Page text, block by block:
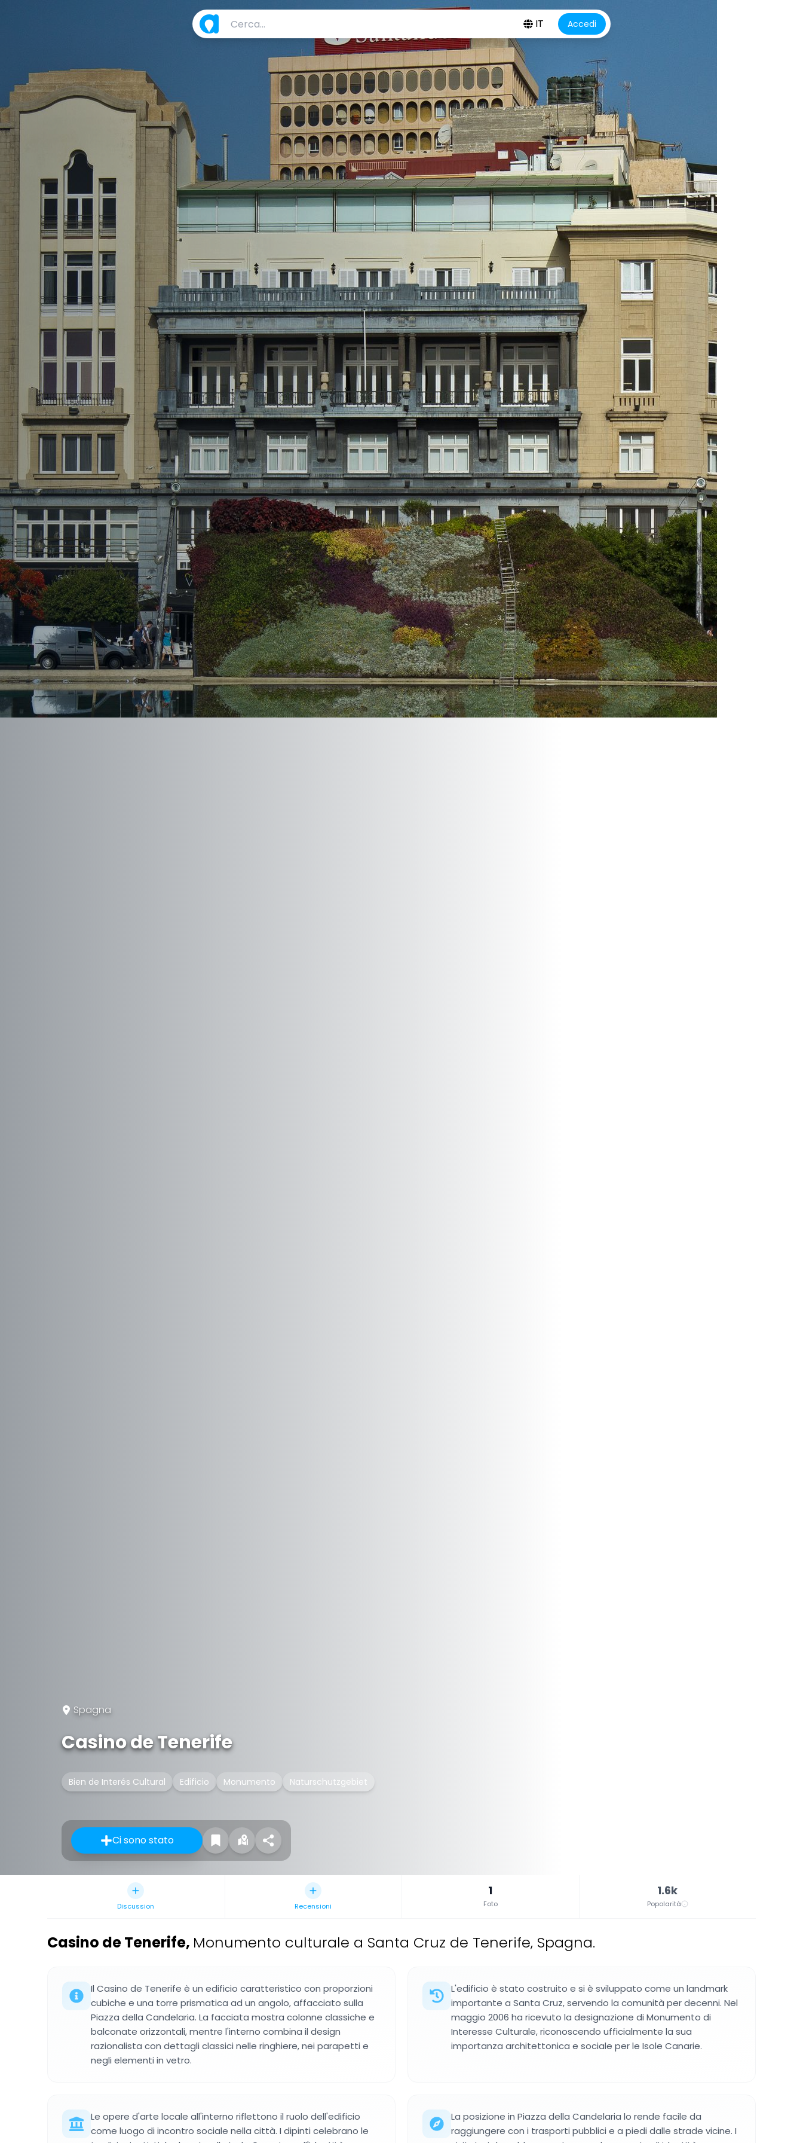
IT Accedi
Spagna
Casino de Tenerife
Bien de Interés Cultural Edificio Monumento Naturschutzgebiet
Ci sono stato
Discussion Recensioni
1
Foto
1.6k
Popolarità
Casino de Tenerife, Monumento culturale a Santa Cruz de Tenerife, Spagna.
Il Casino de Tenerife è un edificio caratteristico con proporzioni
cubiche e una torre prismatica ad un angolo, affacciato sulla
Piazza della Candelaria. La facciata mostra colonne classiche e
balconate orizzontali, mentre l'interno combina il design
razionalista con dettagli classici nelle ringhiere, nei parapetti e
negli elementi in vetro.
L'edificio è stato costruito e si è sviluppato come un landmark
importante a Santa Cruz, servendo la comunità per decenni. Nel
maggio 2006 ha ricevuto la designazione di Monumento di
Interesse Culturale, riconoscendo ufficialmente la sua
importanza architettonica e sociale per le Isole Canarie.
Le opere d'arte locale all'interno riflettono il ruolo dell'edificio
come luogo di incontro sociale nella città. I dipinti celebrano le
La posizione in Piazza della Candelaria lo rende facile da
raggiungere con i trasporti pubblici e a piedi dalle strade vicine. I